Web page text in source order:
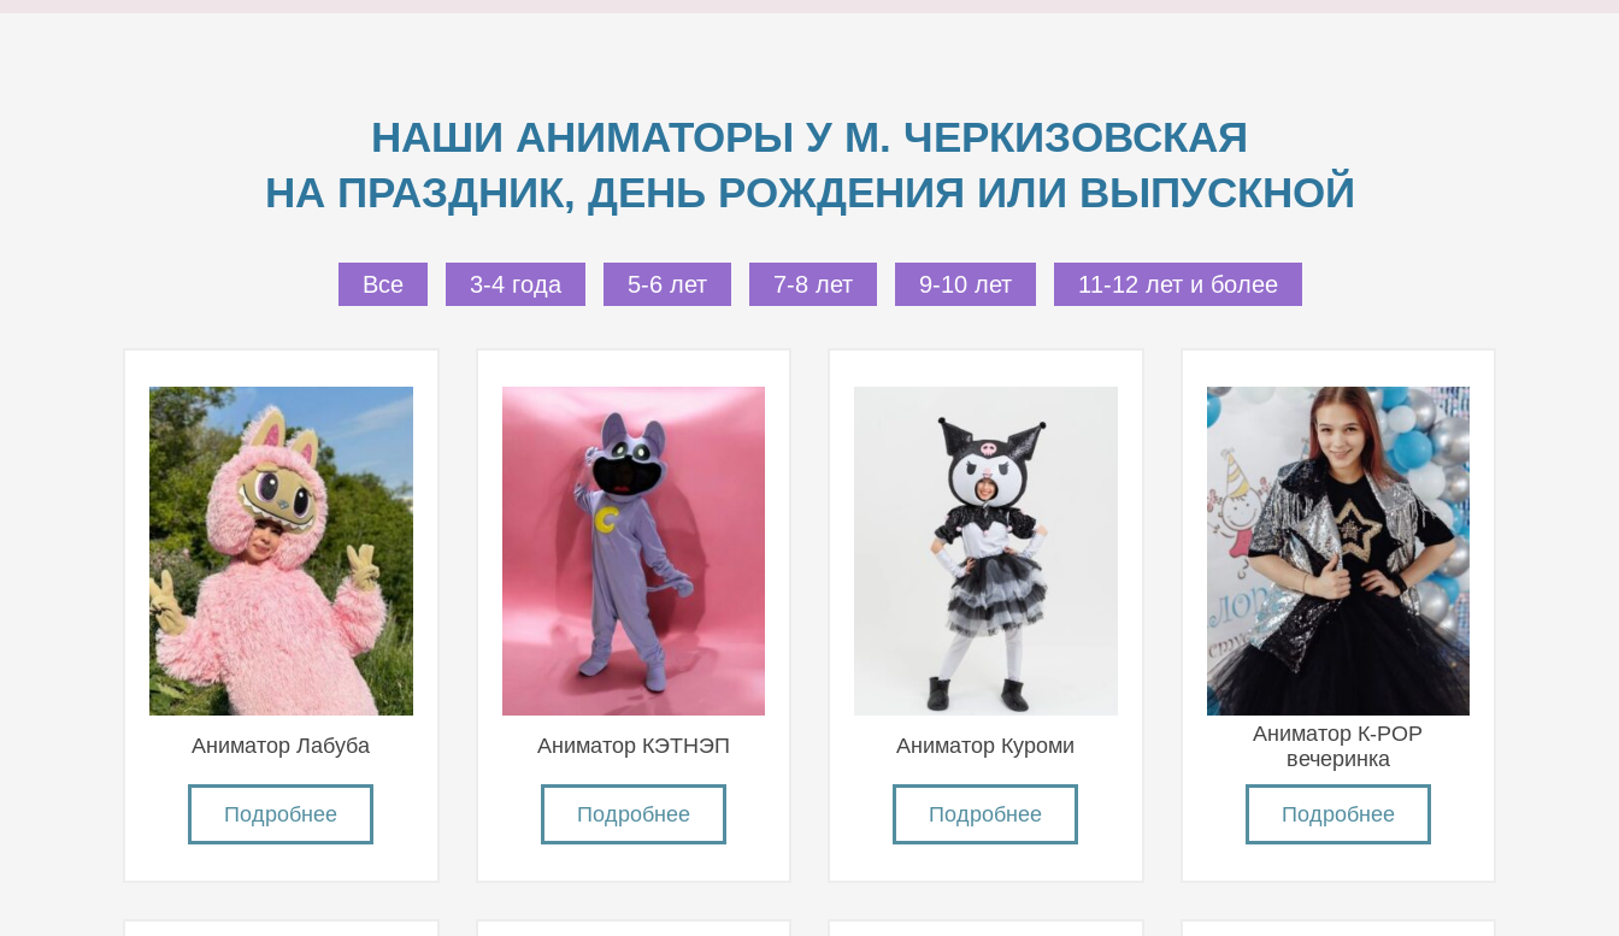
НАШИ АНИМАТОРЫ У М. ЧЕРКИЗОВСКАЯ
НА ПРАЗДНИК, ДЕНЬ РОЖДЕНИЯ ИЛИ ВЫПУСКНОЙ
Все 3-4 года 5-6 лет 7-8 лет 9-10 лет 11-12 лет и более
Аниматор Лабуба
Подробнее
Аниматор КЭТНЭП
Подробнее
Аниматор Куроми
Подробнее
Аниматор К-POP
вечеринка
Подробнее